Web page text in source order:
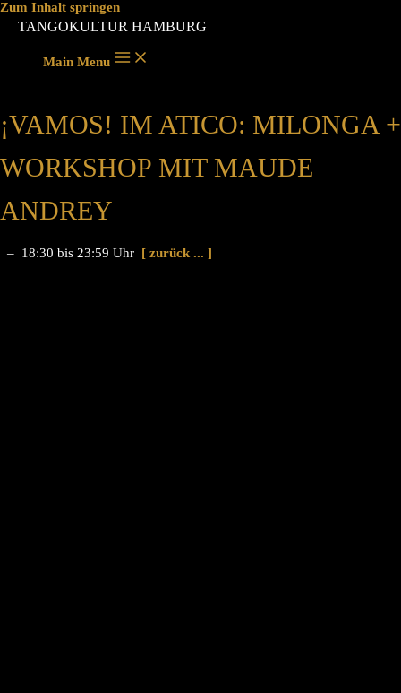
Zum Inhalt springen
TANGOKULTUR HAMBURG
Main Menu
¡VAMOS! IM ATICO: MILONGA +
WORKSHOP MIT MAUDE
ANDREY
– 18:30 bis 23:59 Uhr [ zurück ... ]